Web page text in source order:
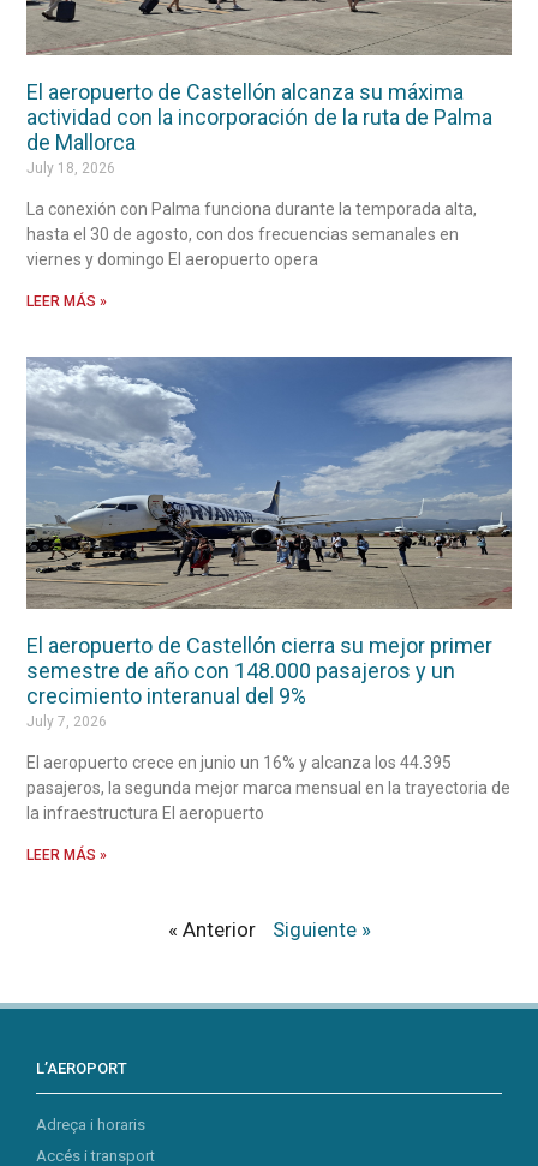
El aeropuerto de Castellón alcanza su máxima
actividad con la incorporación de la ruta de Palma
de Mallorca
July 18, 2026
La conexión con Palma funciona durante la temporada alta,
hasta el 30 de agosto, con dos frecuencias semanales en
viernes y domingo El aeropuerto opera
LEER MÁS »
El aeropuerto de Castellón cierra su mejor primer
semestre de año con 148.000 pasajeros y un
crecimiento interanual del 9%
July 7, 2026
El aeropuerto crece en junio un 16% y alcanza los 44.395
pasajeros, la segunda mejor marca mensual en la trayectoria de
la infraestructura El aeropuerto
LEER MÁS »
« Anterior Siguiente »
L’AEROPORT
Adreça i horaris
Accés i transport